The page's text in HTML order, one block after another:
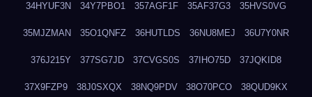
34HYUF3N 34Y7PBO1 357AGF1F 35AF37G3 35HVS0VG
35MJZMAN 35O1QNFZ 36HUTLDS 36NU8MEJ 36U7Y0NR
376J215Y 377SG7JD 37CVGS0S 37IHO75D 37JQKID8
37X9FZP9 38J0SXQX 38NQ9PDV 38O70PCO 38QUD9KX